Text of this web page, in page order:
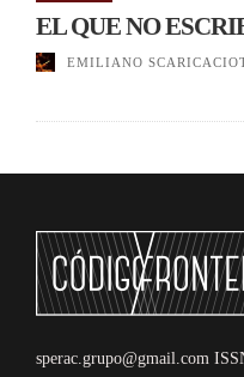
EL QUE NO
EMILIANO
sperac.grupo@gmail.com